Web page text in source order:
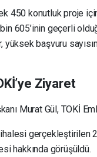
450 konutluk proje
605’inin geçerli
başvuru
Ziyaret
Murat Gül, TOKİ
ihalesi
hakkında görüşüldü.